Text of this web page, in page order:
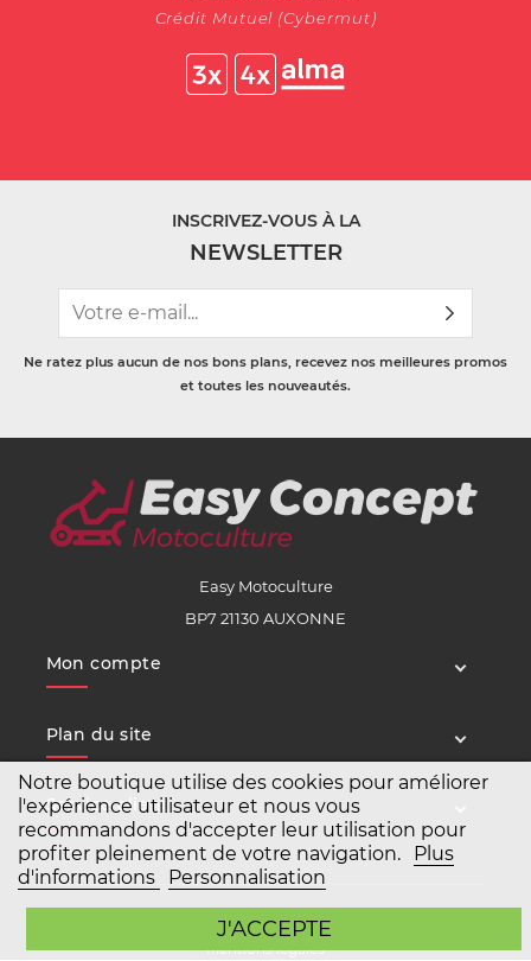
Notre boutique utilise des cookies pour améliorer
l'expérience utilisateur et nous vous
recommandons d'accepter leur utilisation pour
profiter pleinement de votre navigation.
Plus
d'informations
Personnalisation
J'ACCEPTE
Crédit Mutuel (Cybermut)
INSCRIVEZ-VOUS À LA
NEWSLETTER
Ne ratez plus aucun de nos bons plans, recevez nos meilleures promos
et toutes les nouveautés.
Easy Motoculture
BP7 21130 AUXONNE
Mon compte
Plan du site
Service client
Copyright Easy Motoculture 2026
Mentions légales